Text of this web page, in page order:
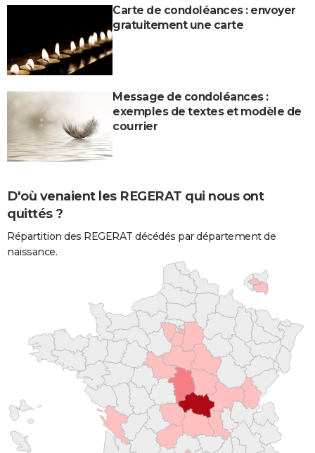
Carte de condoléances : envoyer
gratuitement une carte
Message de condoléances :
exemples de textes et modèle de
courrier
D'où venaient les REGERAT qui nous ont
quittés ?
Répartition des REGERAT décédés par département de
naissance.